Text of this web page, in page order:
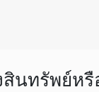
นทรัพย์ห